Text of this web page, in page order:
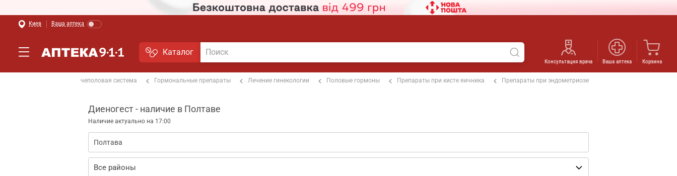
Киев Ваша аптека
Каталог
Консультация врача Ваша аптека Корзина
Мочеполовая система Гормональные препараты Лечение гинекологии Половые гормоны Препараты при кисте яичника Препараты при эндометриозе
Диеногест - наличие в Полтаве
Наличие актуально на 17:00